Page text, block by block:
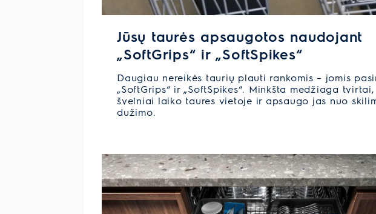
Jūsų taurės apsaugotos naudojant
„SoftGrips“ ir „SoftSpikes“
Daugiau nereikės taurių plauti rankomis – jomis
„SoftGrips“ ir „SoftSpikes“. Minkšta medžiaga
švelniai laiko taures vietoje ir apsaugo jas nuo
dužimo.